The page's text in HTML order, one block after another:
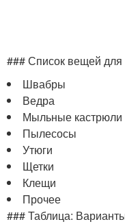
### Список вещей
Швабры
Ведра
Мыльные кастрюли
Пылесосы
Утюги
Щетки
Клещи
Прочее
### Таблица: